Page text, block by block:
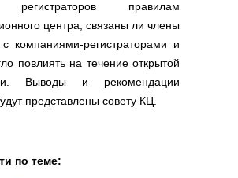
регистраторов правилам
центра, связаны ли члены
компаниями-регистраторами и
повлиять на течение открытой
Выводы и рекомендации
представлены совету КЦ.
по теме: